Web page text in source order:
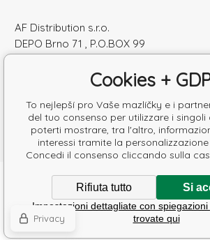
AF Distribution s.r.o.
DEPO Brno 71 , P.O.BOX 99
Česká republika
Partita IVA: SK2120864328
Copyright © 2026 AF
Tutti i diritti riservati.
Ecommerce solutions BINARGON.cz
Poradíme s výběrem
Cookies +
To nejlepší pro Vaše mazlíčky e i
del tuo consenso per utilizzare i
poterti mostrare, tra l'altro,
interessi tramite la
Concedi il consenso cliccando sulla
Rifiuta tutto Si
Impostazioni dettagliate con
trovate qui
Privacy